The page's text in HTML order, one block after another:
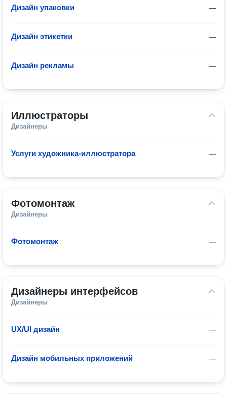
—
Дизайн упаковки
—
Дизайн этикетки
—
Дизайн рекламы
Иллюстраторы
Дизайнеры
—
Услуги художника-иллюстратора
Фотомонтаж
Дизайнеры
—
Фотомонтаж
Дизайнеры интерфейсов
Дизайнеры
—
UX/UI дизайн
—
Дизайн мобильных приложений